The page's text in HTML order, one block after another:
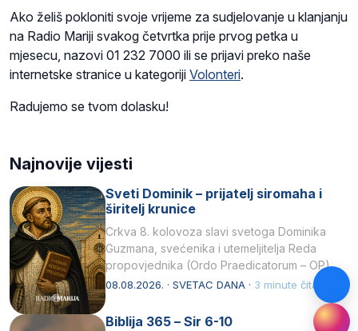
Ako želiš pokloniti svoje vrijeme za sudjelovanje u klanjanju
na Radio Mariji svakog četvrtka prije prvog petka u
mjesecu, nazovi 01 232 7000 ili se prijavi preko naše
internetske stranice u kategoriji Volonteri.
Radujemo se tvom dolasku!
Najnovije vijesti
Sveti Dominik – prijatelj siromaha i
širitelj krunice
Crkva 8. kolovoza slavi svetoga Dominika
Guzmana, svećenika i utemeljitelja Reda
propovjednika (Ordo Praedicatorum – OP).
Svojim životom, dubokom ljubavlju prema
08.08.2026. · SVETAC DANA · 3 minute čitanja
Biblija 365 – Sir 6-10